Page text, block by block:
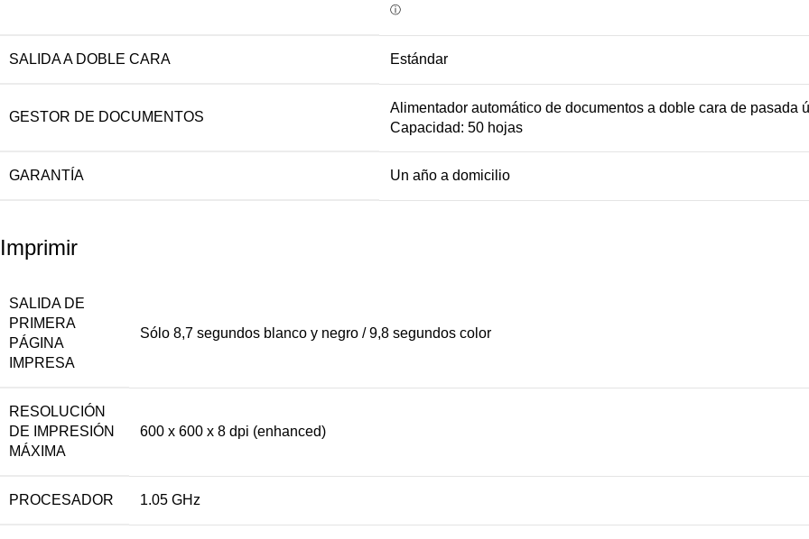
ⓘ
SALIDA A DOBLE CARA Estándar
GESTOR DE DOCUMENTOS
Alimentador automático de documentos a doble cara de pasada
Capacidad: 50 hojas
GARANTÍA Un año a domicilio
Imprimir
SALIDA DE
PRIMERA
PÁGINA
IMPRESA
Sólo 8,7 segundos blanco y negro / 9,8 segundos color
RESOLUCIÓN
DE IMPRESIÓN
MÁXIMA
600 x 600 x 8 dpi (enhanced)
PROCESADOR 1.05 GHz